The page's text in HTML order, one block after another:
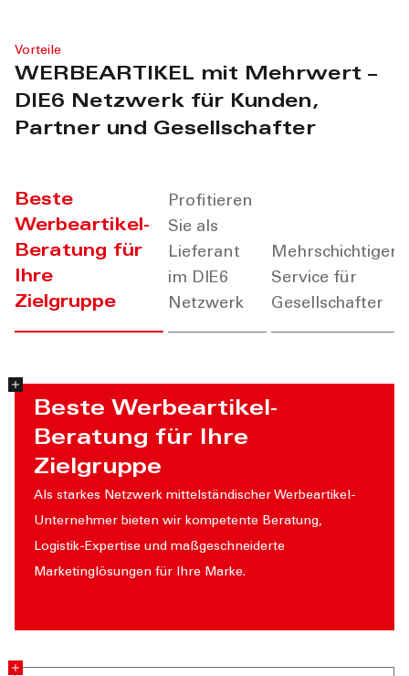
mit
optimaler
Vorteile
WERBEARTIKEL mit Mehrwert –
DIE6 Netzwerk für Kunden,
Partner und Gesellschafter
Beste
Werbeartikel-
Beratung für
Ihre
Zielgruppe
Profitieren
Sie als
Lieferant
im DIE6
Netzwerk
Mehrschichtiger
Service für
Gesellschafter
Beste Werbeartikel-
Beratung für Ihre
Zielgruppe
Als starkes Netzwerk mittelständischer Werbeartikel-
Unternehmer bieten wir kompetente Beratung,
Logistik-Expertise und maßgeschneiderte
Marketinglösungen für Ihre Marke.